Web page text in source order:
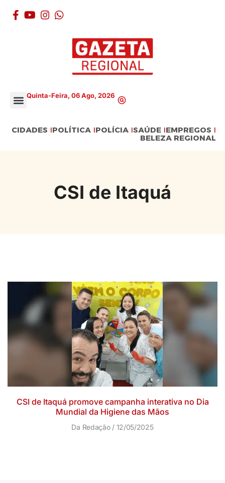
Quinta-Feira, 06 Ago, 2026
CIDADES POLÍTICA POLÍCIA SAÚDE EMPREGOS
BELEZA REGIONAL
CSI de Itaquá
CSI de Itaquá promove campanha interativa no Dia
Mundial da Higiene das Mãos
Da Redação 12/05/2025